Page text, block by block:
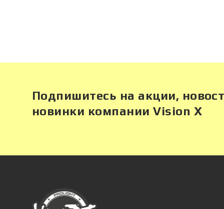
Подпишитесь на акции,
новинки компании Vision X